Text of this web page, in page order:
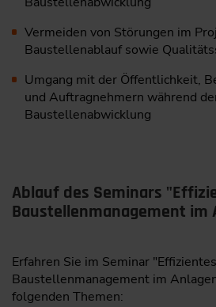
Vermeiden von Störungen im
Baustellenablauf sowie
Umgang mit der Öffentlichkeit,
und Auftrag­nehmern während
Baustellenabwicklung
Ablauf des Seminars
Baustellenmanagement im
Erfahren Sie im Seminar "Effizientes
Baustellenmanagement im
folgenden Themen: